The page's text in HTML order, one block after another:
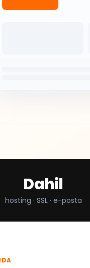
Dahil
hosting · SSL · e-posta